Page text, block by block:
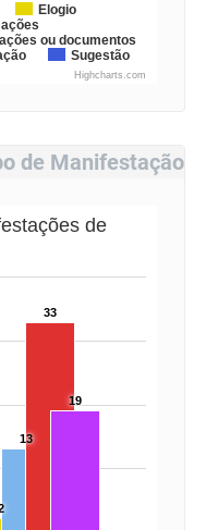
Elogio
ou documentos
Sugestão
Highcharts.com
de Manifestação
de
13
33
19